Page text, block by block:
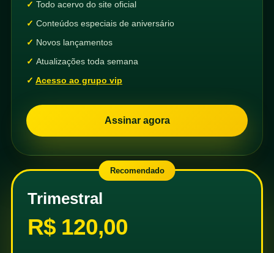
Todo acervo do site oficial
Conteúdos especiais de aniversário
Novos lançamentos
Atualizações toda semana
Acesso ao grupo vip
Assinar agora
Recomendado
Trimestral
R$ 120,00